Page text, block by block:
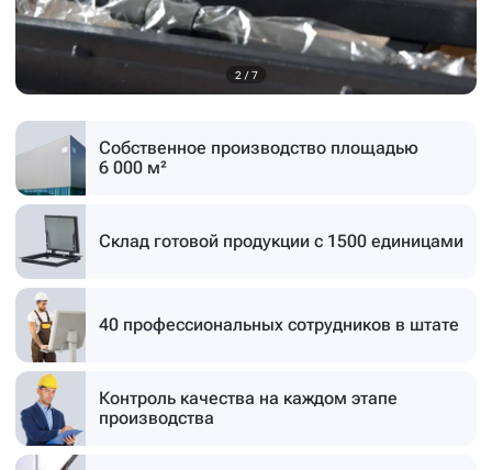
3 / 7
Собственное производство площадью
6 000 м²
Склад готовой продукции с 1500 единицами
40 профессиональных сотрудников в штате
Контроль качества на каждом этапе
производства